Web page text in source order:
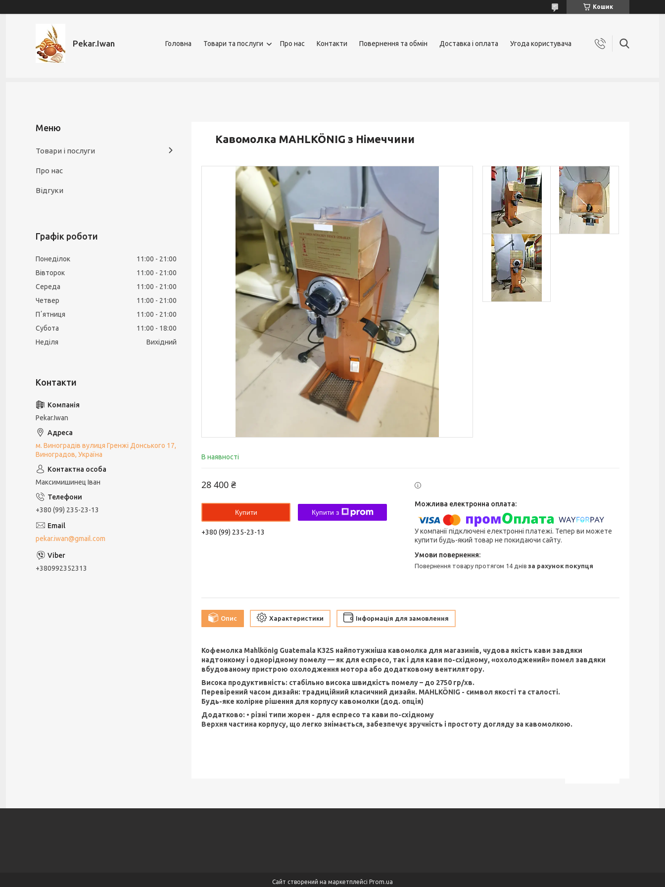
Кошик
Pekar.Iwan Головна Товари та послуги Про нас Контакти Повернення та обмін Доставка і оплата Угода користувача
Кавомолка MAHLKÖNIG з Німеччини
В наявності
28 400 ₴
Купити Купити з
+380 (99) 235-23-13
У компанії підключені електронні платежі. Тепер ви можете
купити будь-який товар не покидаючи сайту.
повернення товару протягом 14 днівза рахунок покупця
Опис Характеристики Інформація для замовлення
Кофемолка Mahlkönig Guatemala K32S найпотужніша кавомолка для магазинів, чудова якість кави завдяки
надтонкому і однорідному помелу — як для еспресо, так і для кави по-східному, «охолоджений» помел завдяки
вбудованому пристрою охолодження мотора або додатковому вентилятору.
Висока продуктивність: стабільно висока швидкість помелу – до 2750 гр/хв.
Перевірений часом дизайн: традиційний класичний дизайн. MAHLKÖNIG - символ якості та сталості.
Будь-яке колірне рішення для корпусу кавомолки (дод. опція)
Додатково: • різні типи жорен - для еспресо та кави по-східному
Верхня частина корпусу, що легко знімається, забезпечує зручність і простоту догляду за кавомолкою.
Товари і послуги
Про нас
Відгуки
Графік роботи
Понеділок 11:00
21:00
Вівторок
11:00
21:00
Середа
11:00
21:00
Четвер
11:00
21:00
Пʼятниця
11:00
21:00
Субота
11:00
18:00
Неділя
Вихідний
Pekar.Iwan
м. Виноградів вулиця Гренжі Донського 17,
Виноградов, Україна
Максимишинец Іван
+380 (99) 235-23-13
pekar.iwan@gmail.com
+380992352313
Сайт створений на маркетплейсі Prom.ua